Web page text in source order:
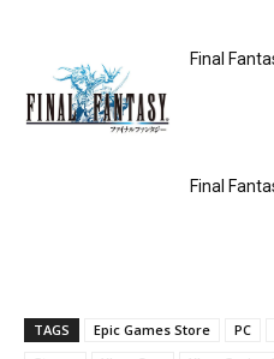
Final
Final
TAGS Epic Games Store PC